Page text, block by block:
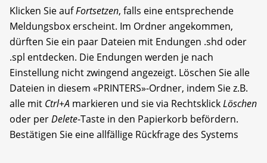
Klicken Sie aufFortsetzen, falls eine entsprechende
Meldungsbox erscheint. Im Ordner angekommen,
dürften Sie ein paar Dateien mit Endungen .shd oder
.spl entdecken. Die Endungen werden je nach
Einstellung nicht zwingend angezeigt. Löschen Sie alle
Dateien in diesem «PRINTERS»-Ordner, indem Sie z.B.
alle mit Ctrl+A markieren und sie via RechtsklickLöschen
oder perDelete-Taste in den Papierkorb befördern.
Bestätigen Sie eine allfällige Rückfrage des Systems